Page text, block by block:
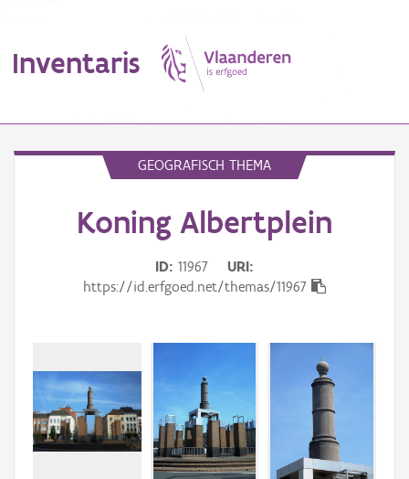
Inventaris
Erfgoedobject
Gebeurtenis
Persoon of collectief
GEOGRAFISCH THEMA
Koning Albertplein
ID 11967
URI
https://id.erfgoed.net/themas/11967